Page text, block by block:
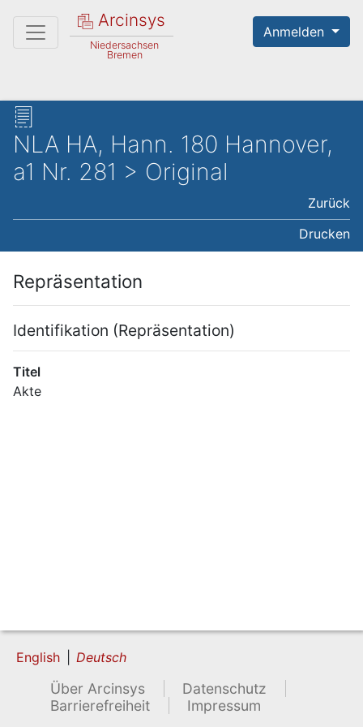
Arcinsys
Niedersachsen
Bremen
Anmelden
NLA HA, Hann. 180 Hannover,
a1 Nr. 281 > Original
Zurück
Drucken
Repräsentation
Identifikation (Repräsentation)
Titel
Akte
English Deutsch
Über Arcinsys
Datenschutz
Barrierefreiheit
Impressum